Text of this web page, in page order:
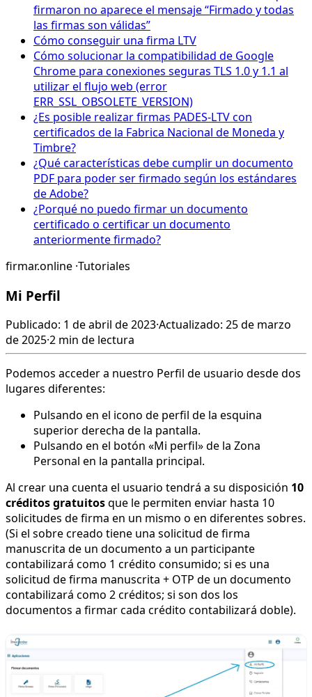
firmaron no aparece el mensaje “Firmado y todas
las firmas son válidas”
Cómo conseguir una firma LTV
Cómo solucionar la compatibilidad de Google
Chrome para conexiones seguras TLS 1.0 y 1.1 al
utilizar el flujo web (error
ERR_SSL_OBSOLETE_VERSION)
¿Es posible realizar firmas PADES-LTV con
certificados de la Fabrica Nacional de Moneda y
Timbre?
¿Qué características debe cumplir un documento
PDF para poder ser firmado según los estándares
de Adobe?
¿Porqué no puedo firmar un documento
certificado o certificar un documento
anteriormente firmado?
firmar.online ·Tutoriales
Mi Perfil
Publicado: 1 de abril de 2023·Actualizado: 25 de marzo
de 2025·2 min de lectura
Podemos acceder a nuestro Perfil de usuario desde dos
lugares diferentes:
Pulsando en el icono de perfil de la esquina
superior derecha de la pantalla.
Pulsando en el botón «Mi perfil» de la Zona
Personal en la pantalla principal.
Al crear una cuenta el usuario tendrá a su disposición 10
créditos gratuitosque le permiten enviar hasta 10
solicitudes de firma en un mismo o en diferentes sobres.
(Si el sobre creado tiene una solicitud de firma
manuscrita de un documento a un participante
contabilizará como 1 crédito consumido; si es una
solicitud de firma manuscrita + OTP de un documento
contabilizará como 2 créditos; si son dos los
documentos a firmar cada crédito contabilizará doble).